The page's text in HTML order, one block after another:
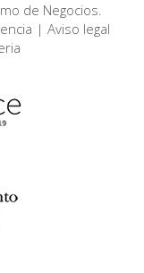
de Negocios.
|Aviso legal